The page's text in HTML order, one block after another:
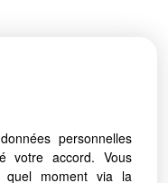
personnelles
votre accord. Vous
quel moment via la